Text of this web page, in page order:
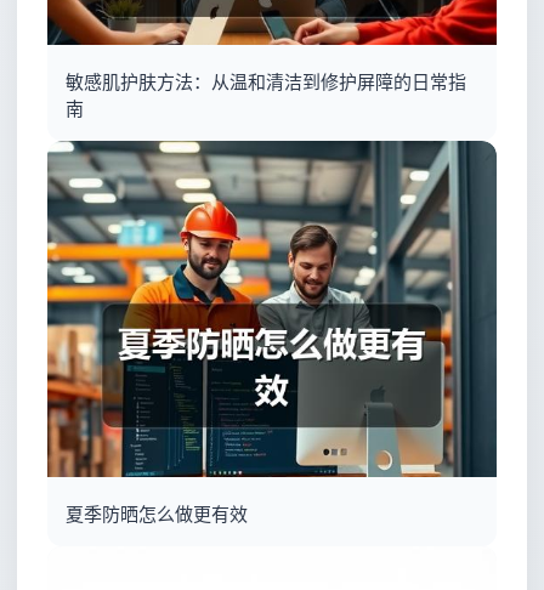
敏感肌护肤方法：从温和清洁到修护屏障的日常指
南
夏季防晒怎么做更有效